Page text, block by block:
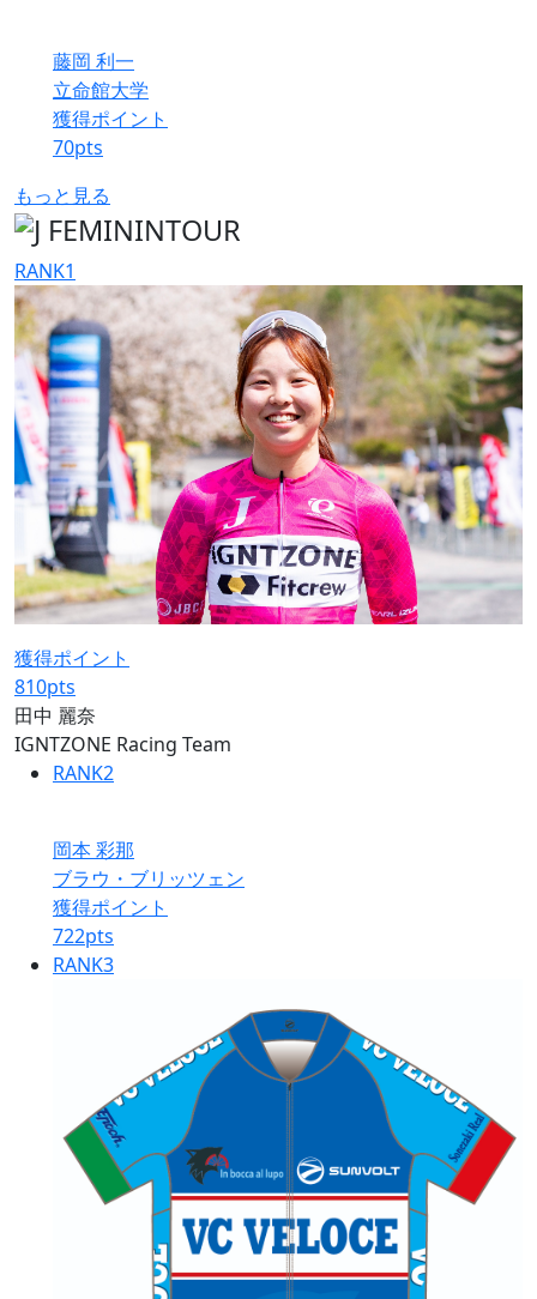
藤岡 利一
立命館大学
獲得ポイント
70pts
もっと見る
RANK1
獲得ポイント
810pts
田中 麗奈
IGNTZONE Racing Team
RANK2
岡本 彩那
ブラウ・ブリッツェン
獲得ポイント
722pts
RANK3